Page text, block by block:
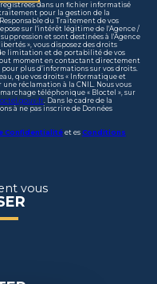
dans un fichier informatisé
pour la gestion de la
du Traitement de vos
sur l'intérêt légitime de l'Agence /
et sont destinées à l'Agence
», vous disposez des droits
limitation et de portabilité de vos
moment en contactant directement
pour plus d’informations sur vos droits.
que vos droits « Informatique et
une réclamation à la CNIL. Nous vous
téléphonique « Bloctel », sur
. Dans le cadre de la
à ne pas inscrire de Données
Confidentialité et es Conditions
vous